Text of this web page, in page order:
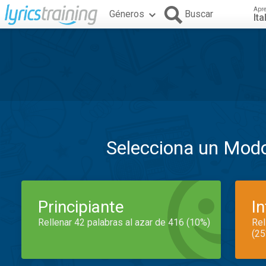
Géneros Buscar
Selecciona un
Principiante
Rellenar 42 palabras al azar de 416 (10%)